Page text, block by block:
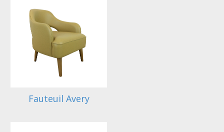
Fauteuil Avery